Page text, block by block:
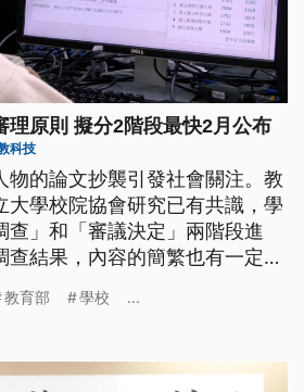
理原則 擬分2階段最快2月公布
科技
物的論文抄襲引發社會關注。教
大學校院協會研究已有共識，學
查」和「審議決定」兩階段進
結果，內容的簡繁也有一定標
教育部 學校 ...